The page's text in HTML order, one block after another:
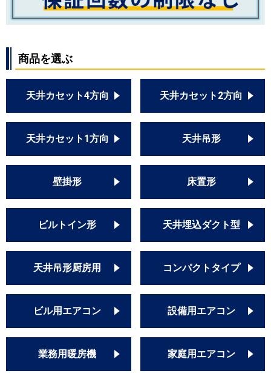
商品を選ぶ
天井カセット4方向 天井カセット2方向
天井カセット1方向 天井吊形
壁掛形 床置形
ビルトイン形 天井埋込ダクト型
天井吊形厨房用 コンパクトタイプ
ビル用エアコン 設備用エアコン
業務用暖房機 家庭用エアコン